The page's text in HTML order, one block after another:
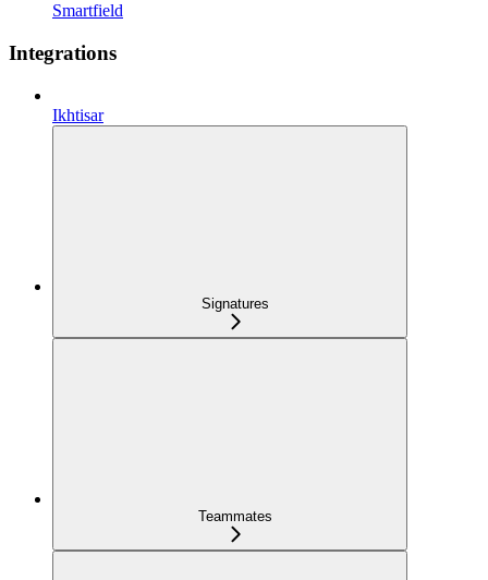
Smartfield
Integrations
Ikhtisar
Signatures
Teammates